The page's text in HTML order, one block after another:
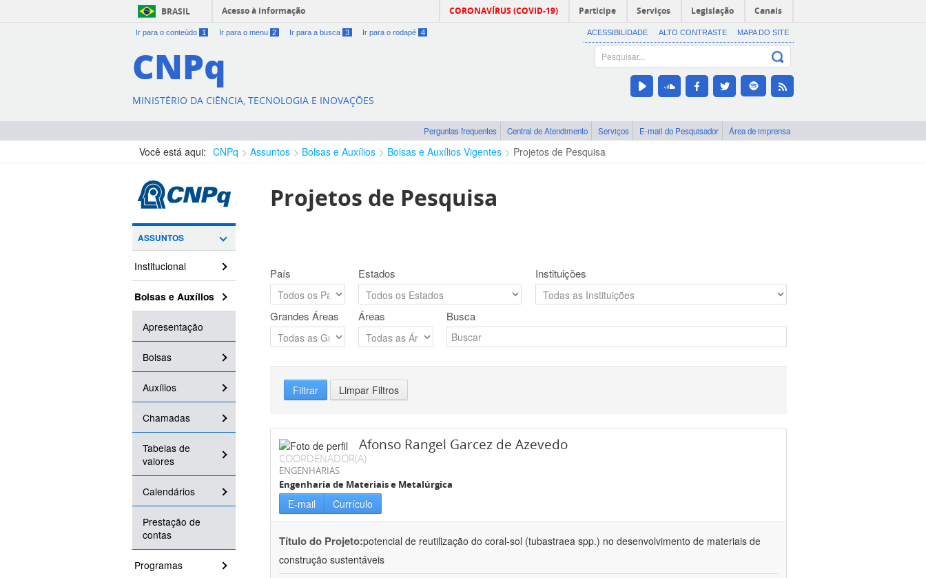
BRASIL Acesso à informação CORONAVÍRUS (COVID-19) Participe Serviços Legislação Canais
Ir para o conteúdo 1 Ir para o menu 2 Ir para a busca 3 Ir para o rodapé 4 ACESSIBILIDADE ALTO CONTRASTE MAPA DO SITE
CNPq
MINISTÉRIO DA CIÊNCIA, TECNOLOGIA E INOVAÇÕES
Perguntas frequentes Central de Atendimento Serviços E-mail do Pesquisador Área de imprensa
Você está aqui: CNPq Assuntos Bolsas e Auxílios Bolsas e Auxílios Vigentes Projetos de Pesquisa
ASSUNTOS
Institucional
Bolsas e Auxílios
Apresentação
Bolsas
Auxílios
Chamadas
Tabelas de
valores
Calendários
Prestação de
contas
Programas
Projetos de Pesquisa
País Estados Instituições
Grandes Áreas Áreas Busca
Filtrar Limpar Filtros
Afonso Rangel Garcez de Azevedo
COORDENADOR(A)
ENGENHARIAS
Engenharia de Materiais e Metalúrgica
E-mail Currículo
Título do Projeto:potencial de reutilização do coral-sol (tubastraea spp.) no desenvolvimento de materiais de
construção sustentáveis